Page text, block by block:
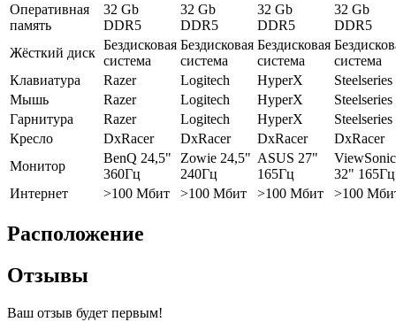
Оперативная
память
32 Gb
DDR5
32 Gb
DDR5
32 Gb
DDR5
32 Gb
DDR5
Жёсткий диск
Бездисковая
система
Бездисковая
система
Бездисковая
система
система
Клавиатура
Razer Logitech HyperX
Steelseries
Мышь
Razer Logitech HyperX
Steelseries
Гарнитура
Razer Logitech HyperX
Steelseries
Кресло
DxRacer DxRacer DxRacer
DxRacer
Монитор
BenQ 24,5"
360Гц
Zowie 24,5"
240Гц
ASUS 27"
165Гц
ViewSonic
32" 165Гц
Интернет
>100 Мбит >100 Мбит >100 Мбит >100
Расположение
Отзывы
Ваш отзыв будет первым!